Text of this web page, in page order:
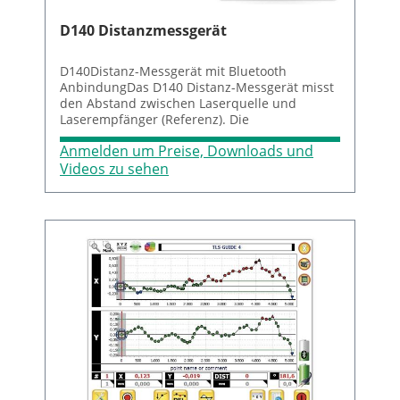
D140 Distanzmessgerät
D140Distanz-Messgerät mit Bluetooth
AnbindungDas D140 Distanz-Messgerät misst
den Abstand zwischen Laserquelle und
Laserempfänger (Referenz). Die
Kommunikation mit der ProLine® Software
erfolgt mittels Bluetooth.
Anmelden um Preise, Downloads und
Videos zu sehen